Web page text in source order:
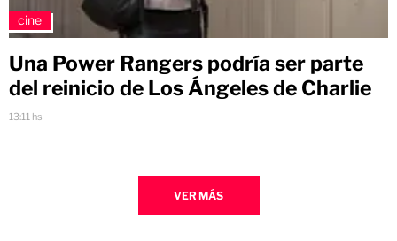
cine
Una Power Rangers podría ser parte
del reinicio de Los Ángeles de Charlie
13:11 hs
VER MÁS